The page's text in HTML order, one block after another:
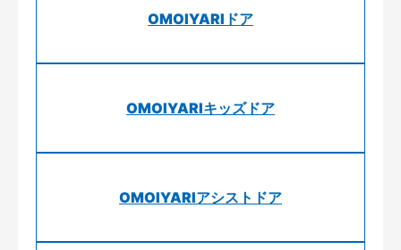
OMOIYARIドア
OMOIYARIキッズドア
OMOIYARIアシストドア